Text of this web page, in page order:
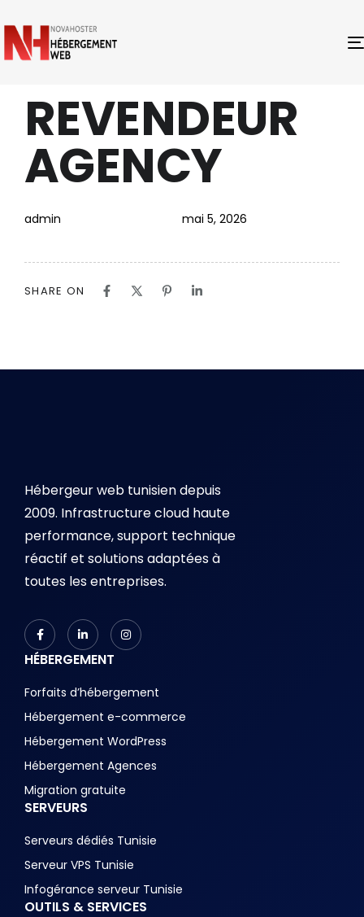
IN:
REVENDEUR
AGENCY
Author
admin
Published
on:
mai 5, 2026
SHARE ON
Hébergeur web tunisien depuis
2009. Infrastructure cloud haute
performance, support technique
réactif et solutions adaptées à
toutes les entreprises.
HÉBERGEMENT
Forfaits d’hébergement
Hébergement e-commerce
Hébergement WordPress
Hébergement Agences
Migration gratuite
SERVEURS
Serveurs dédiés Tunisie
Serveur VPS Tunisie
Infogérance serveur Tunisie
OUTILS & SERVICES